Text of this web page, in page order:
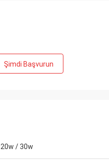
Şimdi Başvurun
20w / 30w